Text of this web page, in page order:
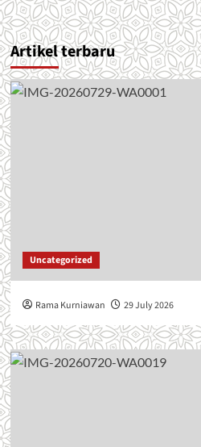
Artikel terbaru
Uncategorized
Rama Kurniawan 29 July 2026